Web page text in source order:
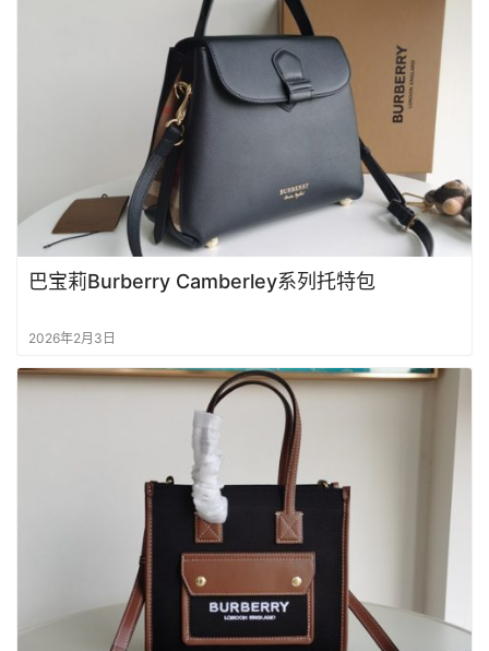
巴宝莉Burberry Camberley系列托特包
2026年2月3日